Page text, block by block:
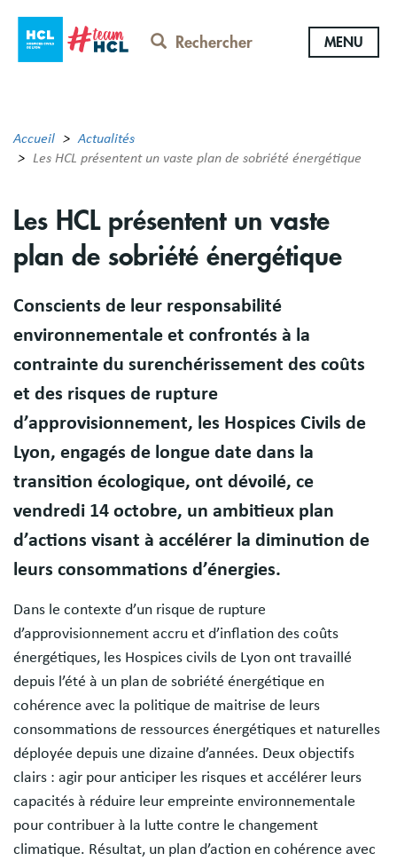
contenu
Rechercher MENU
Accueil
Actualités
Les HCL présentent un vaste plan de sobriété énergétique
Les HCL présentent un vaste
plan de sobriété énergétique
Conscients de leur responsabilité
environnementale et confrontés à la
contrainte du surenchérissement des coûts
et des risques de rupture
d’approvisionnement, les Hospices Civils de
Lyon, engagés de longue date dans la
transition écologique, ont dévoilé, ce
vendredi 14 octobre, un ambitieux plan
d’actions visant à accélérer la diminution de
leurs consommations d’énergies.
Dans le contexte d’un risque de rupture
d’approvisionnement accru et d’inflation des coûts
énergétiques, les Hospices civils de Lyon ont travaillé
depuis l’été à un plan de sobriété énergétique en
cohérence avec la politique de maitrise de leurs
consommations de ressources énergétiques et naturelles
déployée depuis une dizaine d’années. Deux objectifs
clairs : agir pour anticiper les risques et accélérer leurs
capacités à réduire leur empreinte environnementale
pour contribuer à la lutte contre le changement
climatique. Résultat, un plan d’action en cohérence avec